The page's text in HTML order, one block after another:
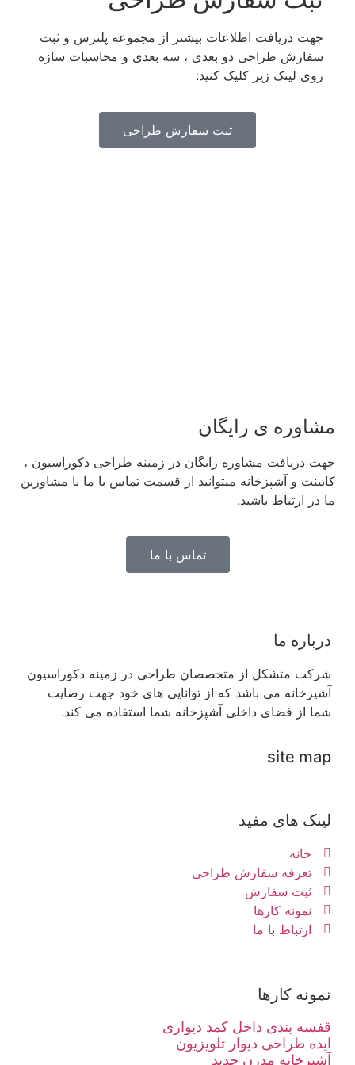
جهت دریافت اطلاعات بیشتر از مجموعه پلنرس و ثبت
سفارش طراحی دو بعدی ، سه بعدی و محاسبات سازه
روی لینک زیر کلیک کنید:
ثبت سفارش طراحی
مشاوره ی رایگان
جهت دریافت مشاوره رایگان در زمینه طراحی دکوراسیون ،
کابینت و آشپزخانه میتوانید از قسمت تماس با ما با مشاورین
ما در ارتباط باشید.
تماس با ما
درباره ما
شرکت متشکل از متخصصان طراحی در زمینه دکوراسیون
آشپزخانه می باشد که از توانایی های خود جهت رضایت
شما از فضای داخلی آشپزخانه شما استفاده می کند.
site map
لینک های مفید
خانه
تعرفه سفارش طراحی
ثبت سفارش
نمونه کارها
ارتباط با ما
نمونه کارها
قفسه بندی داخل کمد دیواری
ایده طراحی دیوار تلویزیون
آشپزخانه مدرن جدید